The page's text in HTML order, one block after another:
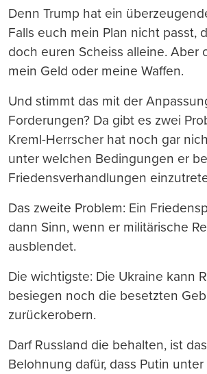
Denn Trump hat ein
Falls euch mein Plan nicht passt,
doch euren Scheiss alleine. Aber
mein Geld oder meine Waffen.
Und stimmt das mit der
Forderungen? Da gibt es zwei
Kreml-Herrscher hat noch gar
unter welchen Bedingungen er
Friedensverhandlungen
Das zweite Problem: Ein
dann Sinn, wenn er militärische
ausblendet.
Die wichtigste: Die Ukraine kann
besiegen noch die besetzten
zurückerobern.
Darf Russland die behalten, ist
Belohnung dafür, dass Putin unter